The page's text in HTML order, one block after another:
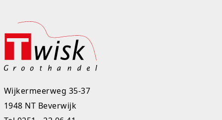
Wijkermeerweg 35-37
1948 NT Beverwijk